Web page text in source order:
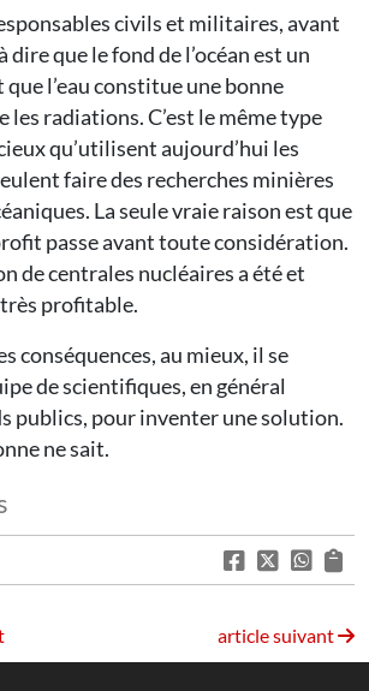
civils et militaires, avant
dire que le fond de l’océan est un
que l’eau constitue une bonne
radiations. C’est le même type
qu’utilisent aujourd’hui les
faire des recherches minières
La seule vraie raison est que
passe avant toute considération.
de centrales nucléaires a été et
profitable.
conséquences, au mieux, il se
de scientifiques, en général
publics, pour inventer une solution.
ne sait.
article suivant